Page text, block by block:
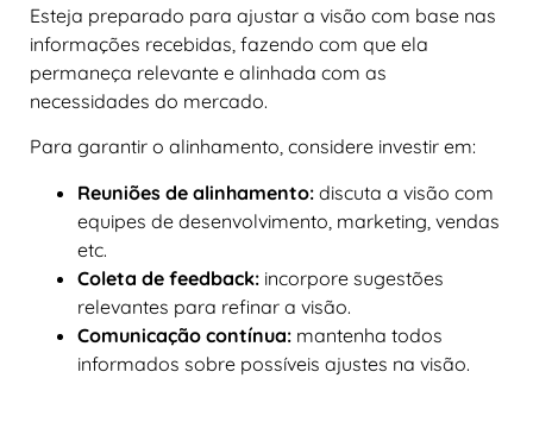
Esteja preparado para ajustar a visão com base nas
informações recebidas, fazendo com que ela
permaneça relevante e alinhada com as
necessidades do mercado.
Para garantir o alinhamento, considere investir em:
Reuniões de alinhamento: discuta a visão com
equipes de desenvolvimento, marketing, vendas
etc.
Coleta de feedback: incorpore sugestões
relevantes para refinar a visão.
Comunicação contínua: mantenha todos
informados sobre possíveis ajustes na visão.